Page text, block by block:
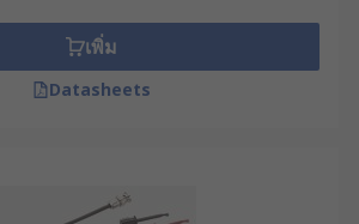
เพิ่ม
Datasheets